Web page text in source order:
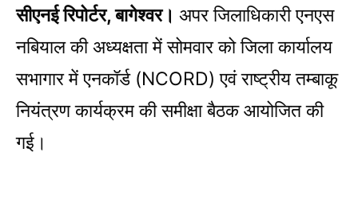
सीएनई रिपोर्टर, बागेश्वर। अपर जिलाधिकारी एनएस
नबियाल की अध्यक्षता में सोमवार को जिला कार्यालय
सभागार में एनकॉर्ड (NCORD) एवं राष्ट्रीय तम्बाकू
नियंत्रण कार्यक्रम की समीक्षा बैठक आयोजित की
गई।